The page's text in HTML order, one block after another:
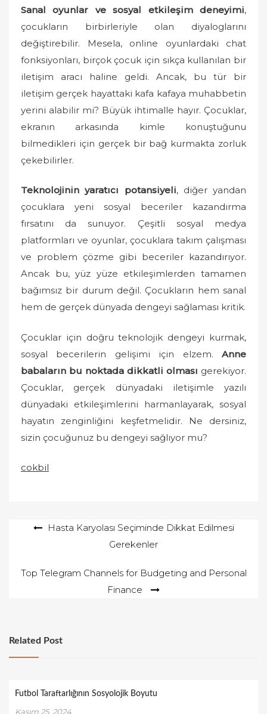
Sanal oyunlar ve sosyal etkileşim deneyimi,
çocukların birbirleriyle olan diyaloglarını
değiştirebilir. Mesela, online oyunlardaki chat
fonksiyonları, birçok çocuk için sıkça kullanılan bir
iletişim aracı haline geldi. Ancak, bu tür bir
iletişim gerçek hayattaki kafa kafaya muhabbetin
yerini alabilir mi? Büyük ihtimalle hayır. Çocuklar,
ekranın arkasında kimle konuştuğunu
bilmedikleri için gerçek bir bağ kurmakta zorluk
çekebilirler.
Teknolojinin yaratıcı potansiyeli, diğer yandan
çocuklara yeni sosyal beceriler kazandırma
fırsatını da sunuyor. Çeşitli sosyal medya
platformları ve oyunlar, çocuklara takım çalışması
ve problem çözme gibi beceriler kazandırıyor.
Ancak bu, yüz yüze etkileşimlerden tamamen
bağımsız bir durum değil. Çocukların hem sanal
hem de gerçek dünyada dengeyi sağlaması kritik.
Çocuklar için doğru teknolojik dengeyi kurmak,
sosyal becerilerin gelişimi için elzem. Anne
babaların bu noktada dikkatli olması gerekiyor.
Çocuklar, gerçek dünyadaki iletişimle yazılı
dünyadaki etkileşimlerini harmanlayarak, sosyal
hayatın zenginliğini keşfetmelidir. Ne dersiniz,
sizin çocuğunuz bu dengeyi sağlıyor mu?
cokbil
Hasta Karyolası Seçiminde Dikkat Edilmesi
Gerekenler
Top Telegram Channels for Budgeting and Personal
Finance
Related Post
Futbol Taraftarlığının Sosyolojik Boyutu
Kasım 25, 2024